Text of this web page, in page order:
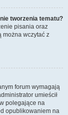
tworzenia tematu?
pisania oraz
można wczytać z
forum wymagają
umieścił
polegające na
opublikowaniem na